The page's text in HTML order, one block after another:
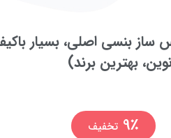
تومان 21٪